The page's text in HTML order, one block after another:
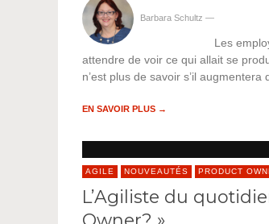
Barbara Schultz —
Les
attendre de voir ce qui allait se
n’est plus de savoir s’il
EN SAVOIR PLUS →
AGILE NOUVEAUTÉS PRODUCT
L’Agiliste du